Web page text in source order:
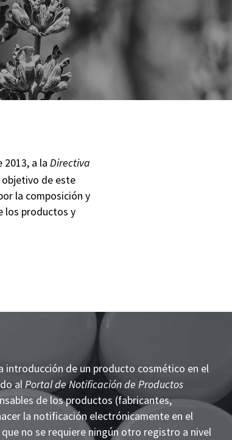
a la Directiva
de este
la composición y
los productos y
introducción de un producto cosmético en el
alPortal de Notificación de Productos
de los productos (fabricantes,
la notificación electrónicamente en el
no se requiere ningún otro registro a nivel